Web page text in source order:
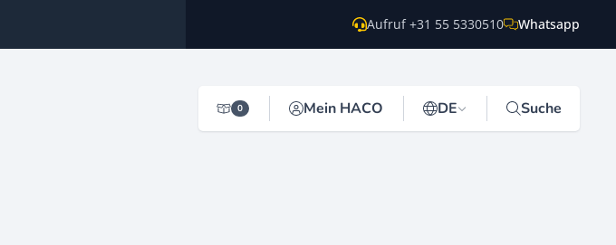
Aufruf +31 55 5330510 Whatsapp
0 Mein HACO DE Suche